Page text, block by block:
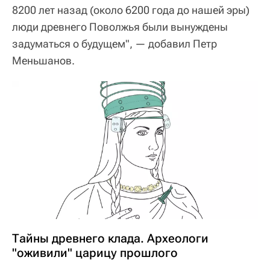
8200 лет назад (около 6200 года до нашей эры)
люди древнего Поволжья были вынуждены
задуматься о будущем", — добавил Петр
Меньшанов.
Тайны древнего клада. Археологи
"оживили" царицу прошлого